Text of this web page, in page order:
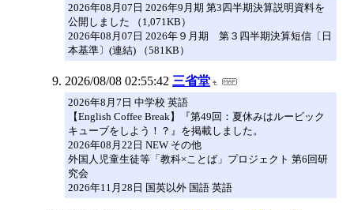
2026年08月07日 2026年9月期 第3四半期決算説明資料を
公開しました （1,071KB）
2026年08月07日 2026年９月期 第３四半期決算短信〔日
本基準〕(連結) （581KB）
2026/08/08 02:55:42 三省堂
2026年8月7日 中学校 英語
【English Coffee Break】『第49回：夏休みはルービック
キューブをしよう！？』を掲載しました。
2026年08月22日 NEW その他
外国人児童生徒等「教科×ことば」プロジェクト 第6回研
究会
2026年11月28日 国英以外 国語 英語